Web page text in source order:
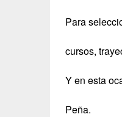
Para
cursos,
Y en esta
Peña.